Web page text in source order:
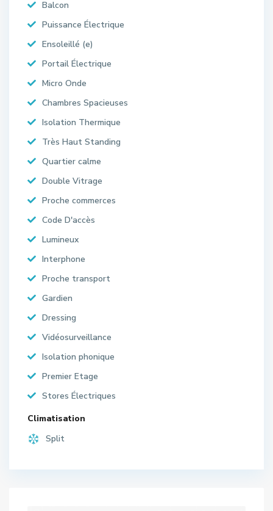
Balcon
Puissance Électrique
Ensoleillé (e)
Portail Électrique
Micro Onde
Chambres Spacieuses
Isolation Thermique
Très Haut Standing
Quartier calme
Double Vitrage
Proche commerces
Code D'accès
Lumineux
Interphone
Proche transport
Gardien
Dressing
Vidéosurveillance
Isolation phonique
Premier Etage
Stores Électriques
Climatisation
Split